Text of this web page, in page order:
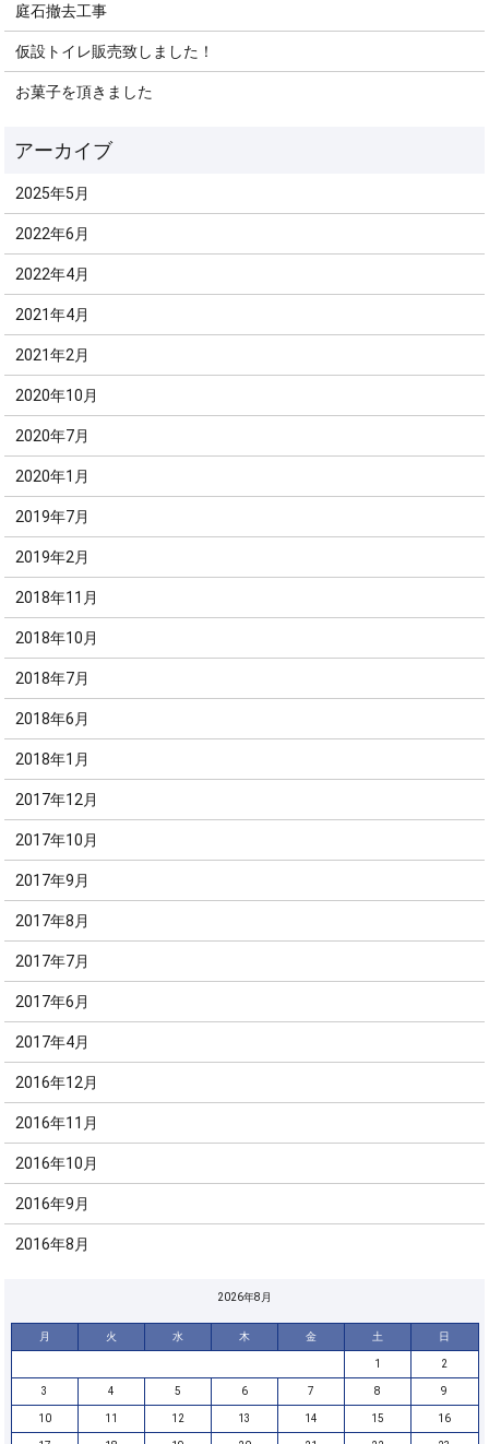
庭石撤去工事
仮設トイレ販売致しました！
お菓子を頂きました
2025年5月
2022年6月
2022年4月
2021年4月
2021年2月
2020年10月
2020年7月
2020年1月
2019年7月
2019年2月
2018年11月
2018年10月
2018年7月
2018年6月
2018年1月
2017年12月
2017年10月
2017年9月
2017年8月
2017年7月
2017年6月
2017年4月
2016年12月
2016年11月
2016年10月
2016年9月
2016年8月
2026年8月
月 火 水 木 金 土 日
1 2
3 4 5 6 7 8 9
10 11 12 13 14 15 16